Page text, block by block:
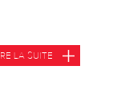
LA SUITE